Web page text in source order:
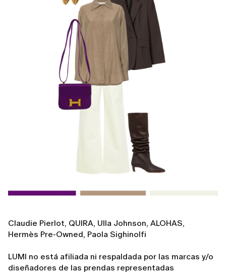
Claudie Pierlot, QUIRA, Ulla Johnson, ALOHAS,
Hermès Pre-Owned, Paola Sighinolfi
LUMI no está afiliada ni respaldada por las marcas y/o
diseñadores de las prendas representadas